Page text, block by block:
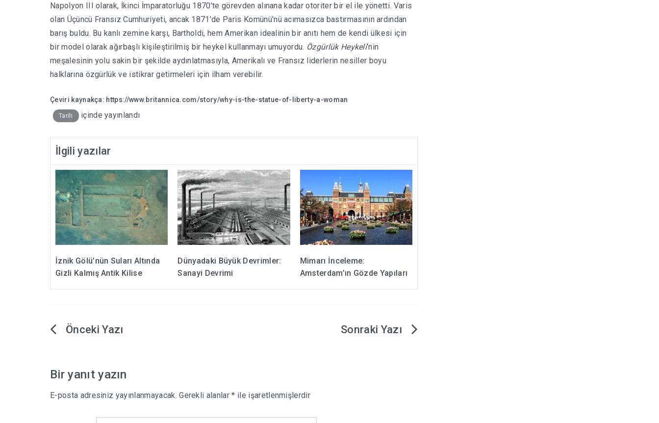
Napolyon III olarak, İkinci İmparatorluğu 1870’te görevden alınana kadar otoriter bir el ile yönetti. Varis
olan Üçüncü Fransız Cumhuriyeti, ancak 1871’de Paris Komünü’nü acımasızca bastırmasının ardından
barış buldu. Bu kanlı zemine karşı, Bartholdi, hem Amerikan idealinin bir anıtı hem de kendi ülkesi için
bir model olarak ağırbaşlı kişileştirilmiş bir heykel kullanmayı umuyordu. Özgürlük Heykeli‘nin
meşalesinin yolu sakin bir şekilde aydınlatmasıyla, Amerikalı ve Fransız liderlerin nesiller boyu
halklarına özgürlük ve istikrar getirmeleri için ilham verebilir.
Çeviri kaynakça: https://www.britannica.com/story/why-is-the-statue-of-liberty-a-woman
Tarih içinde yayınlandı
İlgili yazılar
İznik Gölü’nün Suları Altında
Gizli Kalmış Antik Kilise
Dünyadaki Büyük Devrimler:
Sanayi Devrimi
Mimarı İnceleme:
Amsterdam’ın Gözde Yapıları
Yazı
Bir yanıt yazın
E-posta adresiniz yayınlanmayacak. Gerekli alanlar* ile işaretlenmişlerdir